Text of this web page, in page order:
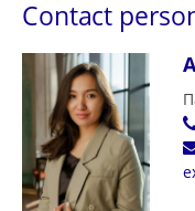
Contact